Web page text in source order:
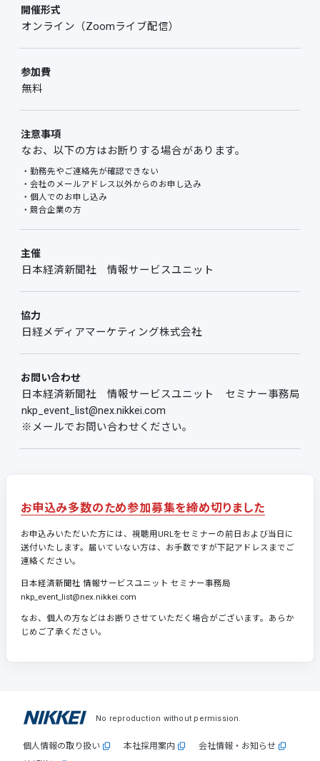
開催形式
オンライン（Zoomライブ配信）
参加費
無料
注意事項
なお、以下の方はお断りする場合があります。
・勤務先やご連絡先が確認できない
・会社のメールアドレス以外からのお申し込み
・個人でのお申し込み
・競合企業の方
主催
日本経済新聞社 情報サービスユニット
協力
日経メディアマーケティング株式会社
お問い合わせ
日本経済新聞社 情報サービスユニット セミナー事務局
nkp_event_list@nex.nikkei.com
※メールでお問い合わせください。
お申込み多数のため参加募集を締め切りました
お申込みいただいた方には、視聴用URLをセミナーの前日および当日に
送付いたします。届いていない方は、お手数ですが下記アドレスまでご
連絡ください。
日本経済新聞社 情報サービスユニット セミナー事務局
nkp_event_list@nex.nikkei.com
なお、個人の方などはお断りさせていただく場合がございます。あらか
じめご了承ください。
No reproduction without permission.
個人情報の取り扱い 本社採用案内
会社情報・お知らせ